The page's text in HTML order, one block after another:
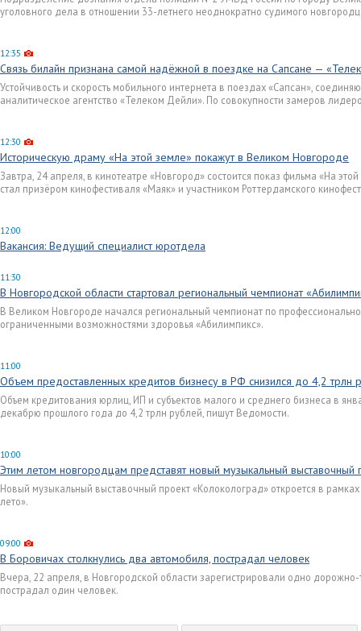
уголовного дела в отношении 33-летнего неоднократно судимого
12:35
Связь билайн признана самой надёжной в поездке на Сапсане —
Устойчивость и скорость мобильного интернета в поездах «Сапсан»,
аналитическое агентство «Телеком Дейли». По совокупности замеров
12:30
Историческую драму «На этой земле» покажут в Великом Новгороде
Завтра, 24 апреля, в кинотеатре «Новгород» состоится показ фильма «На
стал призёром кинофестиваля «Маяк» и участником Роттердамского
12:00
Вакансия: Ведущий специалист юротдела
11:30
В Новгородской области стартовал региональный чемпионат
В Великом Новгороде начался региональный чемпионат по
ограниченными возможностями здоровья «Абилимпикс».
11:00
Объем предоставленных кредитов бизнесу в РФ снизился до 4,2 трлн
Объем кредитования юрлиц, ИП и субъектов малого и среднего бизнеса в
декабрю прошлого года до 4,2 трлн рублей, пишут Ведомости.
10:00
Этим летом новгородцам представят новый музыкальный выставочный
Новый музыкальный выставочный проект «Колоколоград» откроется в
лето».
09:00
В Боровичах столкнулись два автомобиля, пострадал человек
Вчера, 22 апреля, в Новгородской области зарегистрировали одно
пострадал один человек.